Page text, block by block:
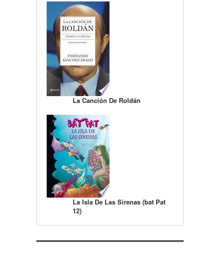
La Canción De Roldán
La Isla De Las Sirenas (bat Pat
12)